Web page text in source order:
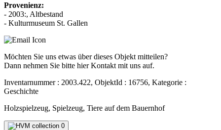
Provenienz:
- 2003:, Altbestand
- Kulturmuseum St. Gallen
Möchten Sie uns etwas über dieses Objekt mitteilen?
Dann nehmen Sie bitte hier Kontakt mit uns auf.
Inventarnummer : 2003.422, ObjektId : 16756, Kategorie :
Geschichte
Holzspielzeug, Spielzeug, Tiere auf dem Bauernhof
0